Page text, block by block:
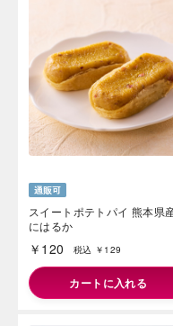
スイートポテトパイ 熊本県
にはるか
￥120 税込 ￥129
カートに入れる